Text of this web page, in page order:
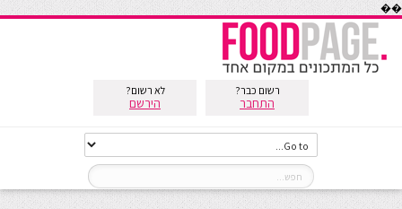
��
רשום כבר?
התחבר
לא רשום?
הירשם